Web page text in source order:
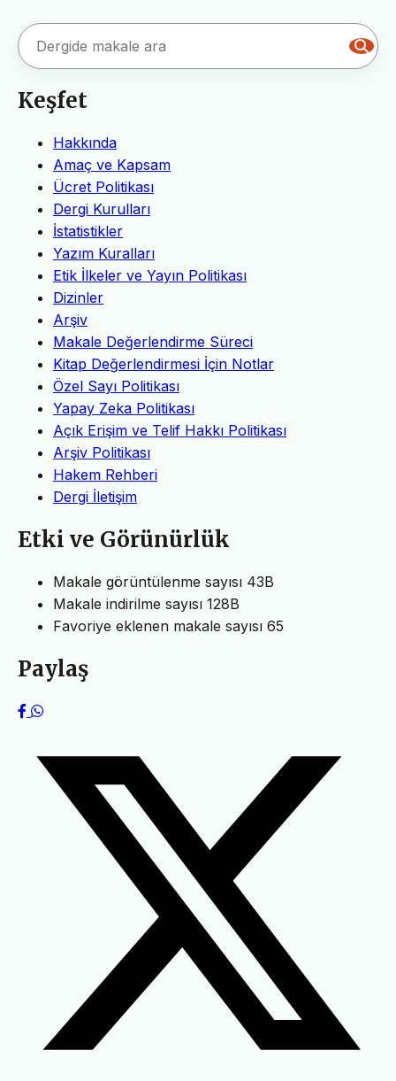
Keşfet
Hakkında
Amaç ve Kapsam
Ücret Politikası
Dergi Kurulları
İstatistikler
Yazım Kuralları
Etik İlkeler ve Yayın Politikası
Dizinler
Arşiv
Makale Değerlendirme Süreci
Kitap Değerlendirmesi İçin Notlar
Özel Sayı Politikası
Yapay Zeka Politikası
Açık Erişim ve Telif Hakkı Politikası
Arşiv Politikası
Hakem Rehberi
Dergi İletişim
Etki ve Görünürlük
Makale görüntülenme sayısı 43B
Makale indirilme sayısı 128B
Favoriye eklenen makale sayısı 65
Paylaş